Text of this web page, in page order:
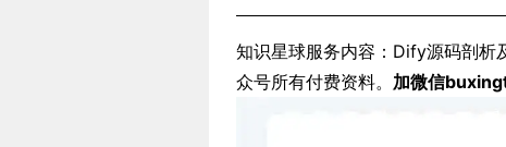
知识星球服务内容：Dify源码剖析
众号所有付费资料。 加微信